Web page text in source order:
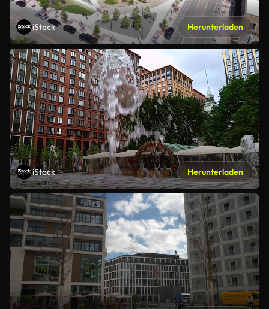
iStock Herunterladen
iStock Herunterladen